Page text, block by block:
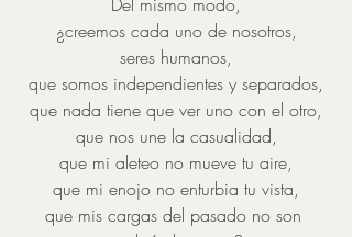
¿creemos cada uno de nosotros,
seres humanos,
que somos independientes y separados,
que nada tiene que ver uno con el otro,
que nos une la casualidad,
que mi aleteo no mueve tu aire,
que mi enojo no enturbia tu vista,
que mis cargas del pasado no son